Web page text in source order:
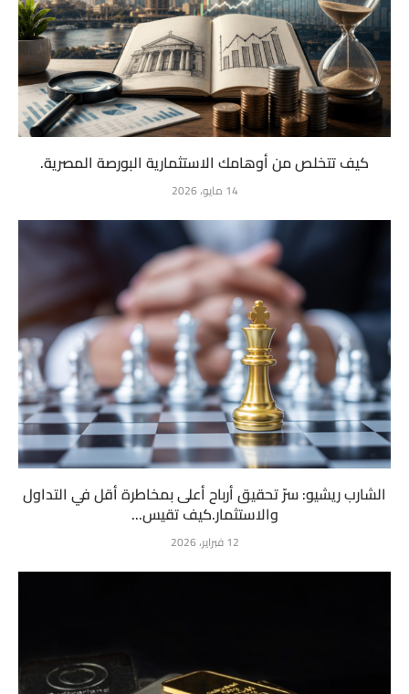
كيف تتخلص من أوهامك الاستثمارية البورصة المصرية.
14 مايو، 2026
الشارب ريشيو: سرّ تحقيق أرباح أعلى بمخاطرة أقل في التداول
والاستثمار.كيف تقيس...
12 فبراير، 2026